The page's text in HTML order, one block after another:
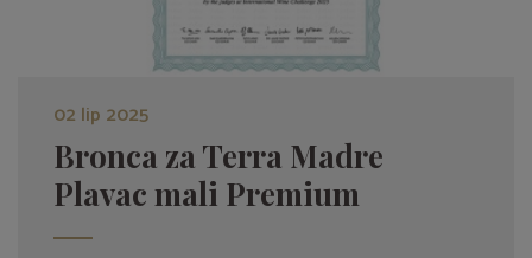
02 lip 2025
Bronca za Terra Madre
Plavac mali Premium